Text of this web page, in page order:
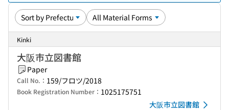
Kinki
大阪市立図書館
Paper
Call No.： 159/フロツ/2018
Book Registration Number： 1025175751
大阪市立図書館